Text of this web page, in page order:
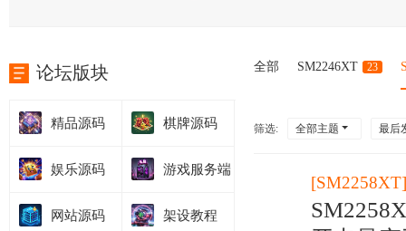
全部 SM2246XT 23
筛选: 全部主题 最后
[SM2258XT]
论坛版块
精品源码 棋牌源码
娱乐源码 游戏服务端
网站源码 架设教程